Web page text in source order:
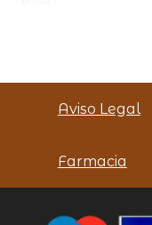
Aviso Legal
Farmacia